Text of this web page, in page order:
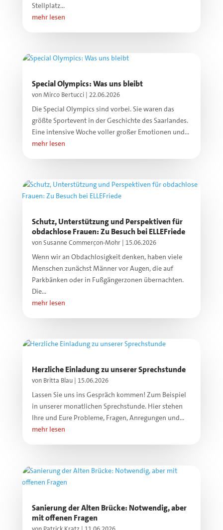
Stellplatz...
mehr lesen
Special Olympics: Was uns bleibt
vonMirco Bertucci| 22.06.2026
Die Special Olympics sind vorbei. Sie waren das
größte Sportevent in der Geschichte des Saarlandes.
Eine intensive Woche voller großer Emotionen und...
mehr lesen
Schutz, Unterstützung und Perspektiven für
obdachlose Frauen: Zu Besuch bei ELLEFriede
vonSusanne Commerçon-Mohr| 15.06.2026
Wenn wir an Obdachlosigkeit denken, haben viele
Menschen zunächst Männer vor Augen, die auf
Parkbänken oder in Fußgängerzonen übernachten.
Die...
mehr lesen
Herzliche Einladung zu unserer Sprechstunde
von Britta Blau| 15.06.2026
Lassen Sie uns ins Gespräch kommen! Zum Beispiel
in unserer monatlichen Sprechstunde. Hier stehen
Ihre und Eure Probleme, Fragen, Anregungen und...
mehr lesen
Sanierung der Alten Brücke: Notwendig, aber
mit offenen Fragen